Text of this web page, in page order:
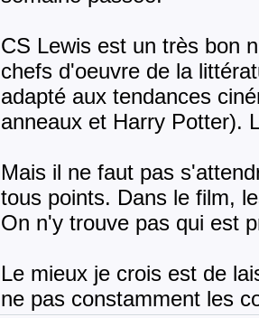
CS Lewis est un très bon
chefs d'oeuvre de la
adapté aux tendances
anneaux et Harry Potter).
Mais il ne faut pas
tous points. Dans le film,
On n'y trouve pas qui est
Le mieux je crois est de
ne pas constamment les